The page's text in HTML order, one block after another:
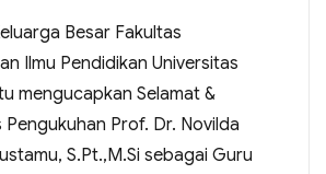
Besar Fakultas
Ilmu Pendidikan Universitas
mengucapkan Selamat &
Pengukuhan Prof. Dr. Novilda
S.Pt.,M.Si sebagai Guru